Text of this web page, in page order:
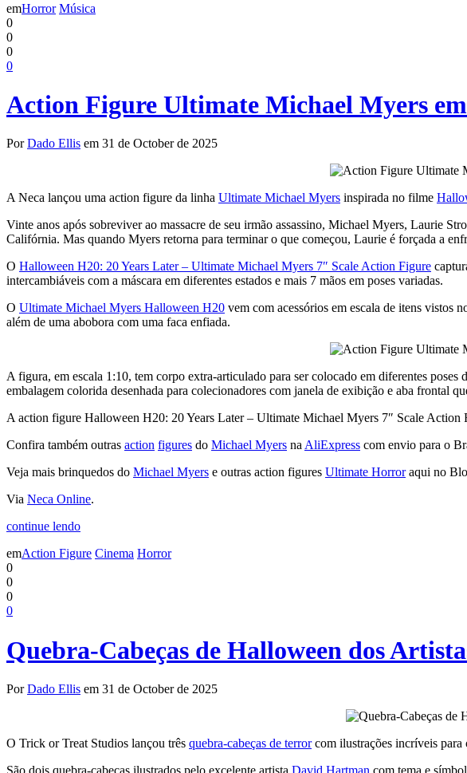
emHorror Música
0
0
0
0
Action Figure Ultimate Michael Myers
PorDado Ellis em 31 de October de 2025
A Neca lançou uma action figure da linha Ultimate Michael Myers inspirada no filme
Vinte anos após sobreviver ao massacre de seu irmão assassino, Michael Myers, Laurie
Califórnia. Mas quando Myers retorna para terminar o que começou, Laurie é forçada a
O Halloween H20: 20 Years Later – Ultimate Michael Myers 7″ Scale Action Figure
intercambiáveis com a máscara em diferentes estados e mais 7 mãos em poses variadas.
O Ultimate Michael Myers Halloween H20 vem com acessórios em escala de itens vistos
além de uma abobora com uma faca enfiada.
A figura, em escala 1:10, tem corpo extra-articulado para ser colocado em diferentes
embalagem colorida desenhada para colecionadores com janela de exibição e aba frontal
A action figure Halloween H20: 20 Years Later – Ultimate Michael Myers 7″ Scale Action
Confira também outras action figures do Michael Myers na AliExpress com envio para o
Veja mais brinquedos do Michael Myers e outras action figures Ultimate Horroraqui no
Via Neca Online.
continue lendo
emAction Figure Cinema Horror
0
0
0
0
Quebra-Cabeças de Halloween dos
PorDado Ellis em 31 de October de 2025
O Trick or Treat Studios lançou três quebra-cabeças de terrorcom ilustrações incríveis para